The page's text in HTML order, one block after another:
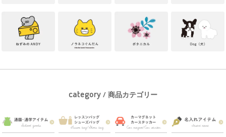
category / 商品カテゴリー